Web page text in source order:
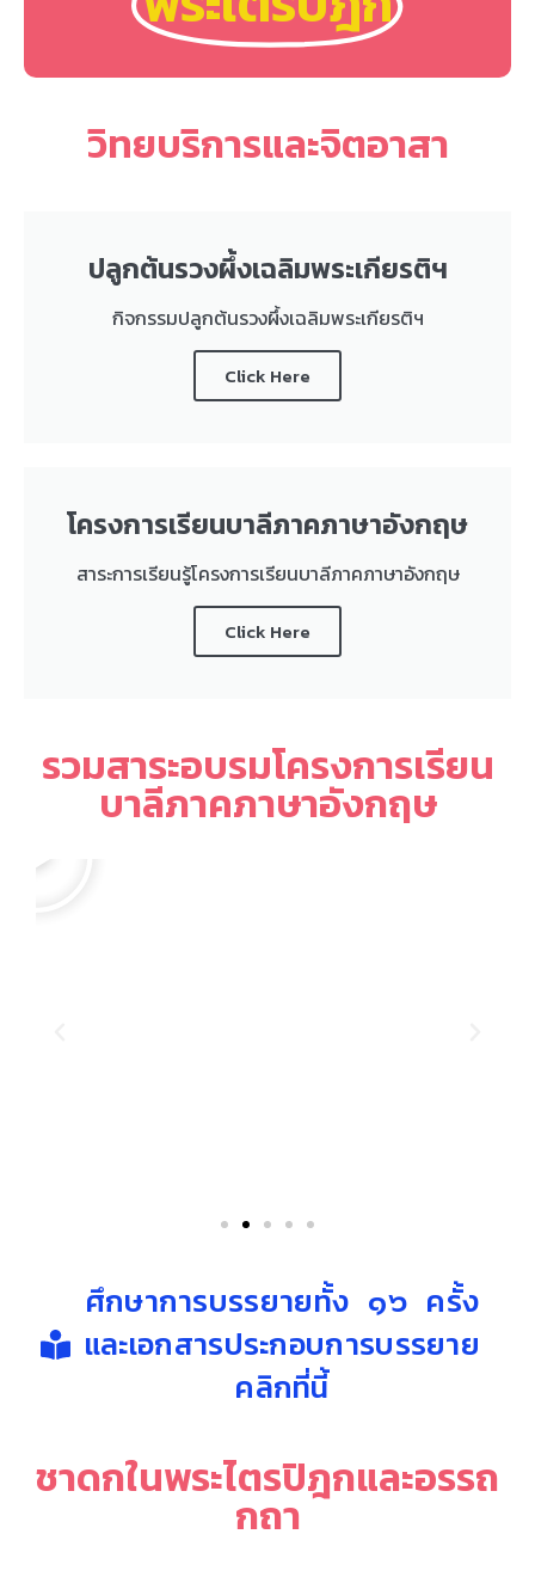
วิทยบริการและจิตอาสา
ปลูกต้นรวงผึ้งเฉลิมพระเกียรติฯ
กิจกรรมปลูกต้นรวงผึ้งเฉลิมพระเกียรติฯ
Click Here
โครงการเรียนบาลีภาคภาษาอังกฤษ
สาระการเรียนรู้โครงการเรียนบาลีภาคภาษาอังกฤษ
Click Here
รวมสาระอบรมโครงการเรียน
บาลีภาคภาษาอังกฤษ
ศึกษาการบรรยายทั้ง ๑๖ ครั้ง
และเอกสารประกอบการบรรยาย
คลิกที่นี้
ชาดกในพระไตรปิฎกและอรรถ
กถา